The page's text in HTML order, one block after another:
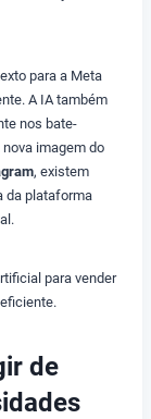
para a Meta
A IA também
nos bate-
imagem do
, existem
da plataforma
para vender
de